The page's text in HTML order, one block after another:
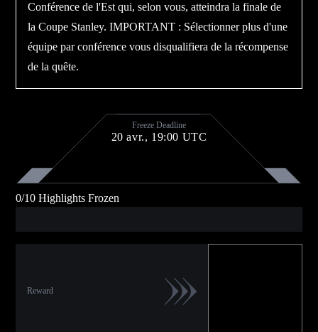
Conférence de l'Est qui, selon vous, atteindra la finale de
la Coupe Stanley. IMPORTANT : Sélectionner plus d'une
équipe par conférence vous disqualifiera de la récompense
de la quête.
Freeze Deadline
20 avr., 19:00 UTC
0/10 Highlights Frozen
Reward